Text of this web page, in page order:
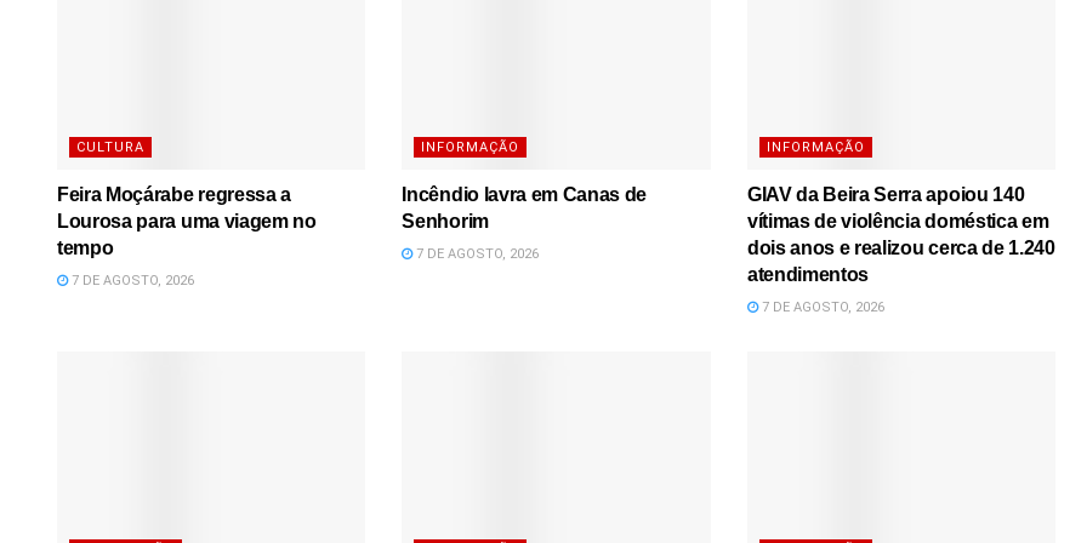
CULTURA
Feira Moçárabe regressa a
Lourosa para uma viagem no
tempo
7 DE AGOSTO, 2026
INFORMAÇÃO
Incêndio lavra em Canas de
Senhorim
7 DE AGOSTO, 2026
INFORMAÇÃO
GIAV da Beira Serra apoiou 140
vítimas de violência doméstica em
dois anos e realizou cerca de 1.240
atendimentos
7 DE AGOSTO, 2026